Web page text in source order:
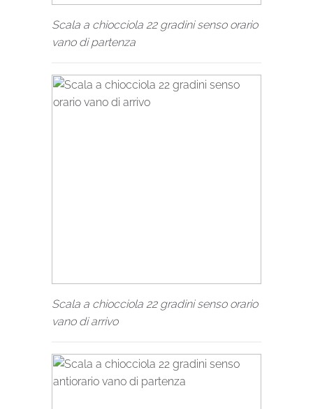
Scala a chiocciola 22 gradini senso orario
vano di partenza
Scala a chiocciola 22 gradini senso orario
vano di arrivo